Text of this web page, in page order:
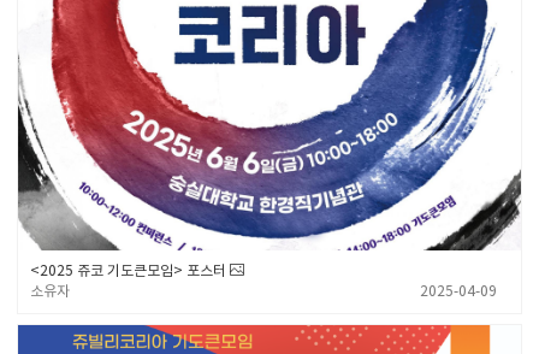
<2025 쥬코 기도큰모임> 포스터
소유자
2025-04-09